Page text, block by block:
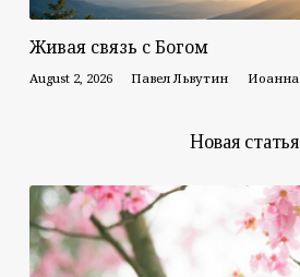
Живая связь с Богом
August 2, 2026 Павел Львутин Иоанна
Новая статья